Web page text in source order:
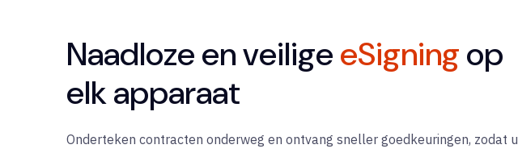
Naadloze en veiligeeSigningop
elk apparaat
Onderteken contracten onderweg en ontvang sneller goedkeuringen, zodat u